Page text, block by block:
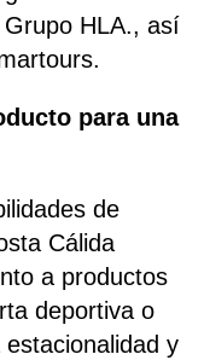
HLA., así
para una
de
Cálida
a productos
deportiva o
y